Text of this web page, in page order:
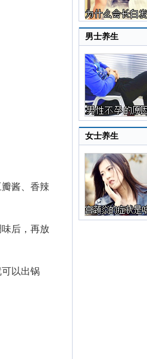
酱、香辣
后，再放
以出锅
男士养生
女士养生